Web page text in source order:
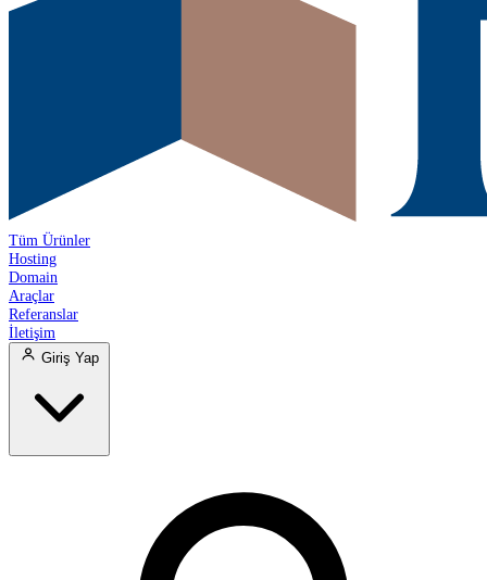
Tüm Ürünler
Hosting
Domain
Araçlar
Referanslar
İletişim
Giriş Yap